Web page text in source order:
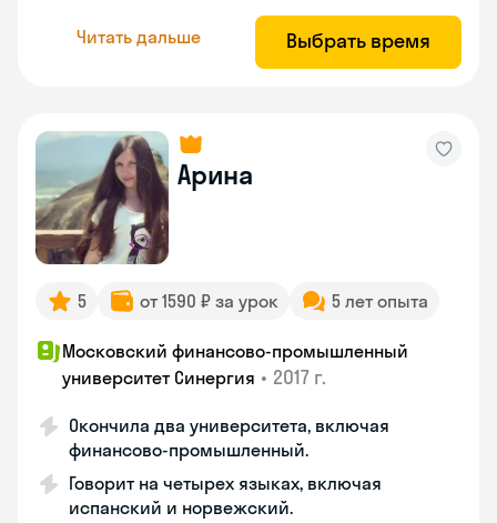
Читать дальше Выбрать время
Арина
5 от 1590 ₽ за урок 5 лет опыта
Московский финансово-промышленный
университет Синергия • 2017 г.
Окончила два университета, включая
финансово-промышленный.
Говорит на четырех языках, включая
испанский и норвежский.